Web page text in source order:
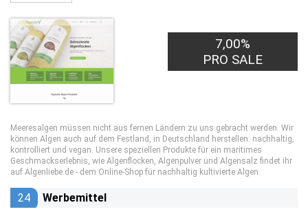
7,00%
PRO SALE
Meeresalgen müssen nicht aus fernen Ländern zu uns gebracht werden. Wir
können Algen auch auf dem Festland, in Deutschland herstellen: nachhaltig,
kontrolliert und vegan. Unsere speziellen Produkte für ein maritimes
Geschmackserlebnis, wie Algenflocken, Algenpulver und Algensalz findet ihr
auf Algenliebe.de - dem Online-Shop für nachhaltig kultivierte Algen.
24 Werbemittel